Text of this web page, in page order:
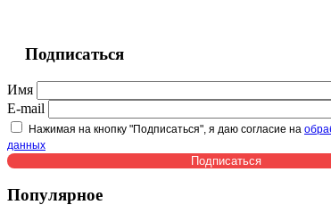
Подписаться
Имя
E-mail
Нажимая на кнопку "Подписаться", я даю согласие на
данных
Популярное